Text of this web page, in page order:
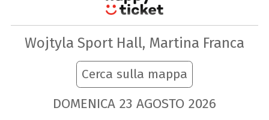
Wojtyla Sport Hall, Martina Franca
Cerca sulla mappa
DOMENICA 23 AGOSTO 2026